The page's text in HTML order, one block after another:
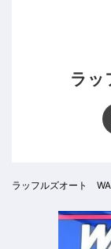
ラッ
ラッフルズオート